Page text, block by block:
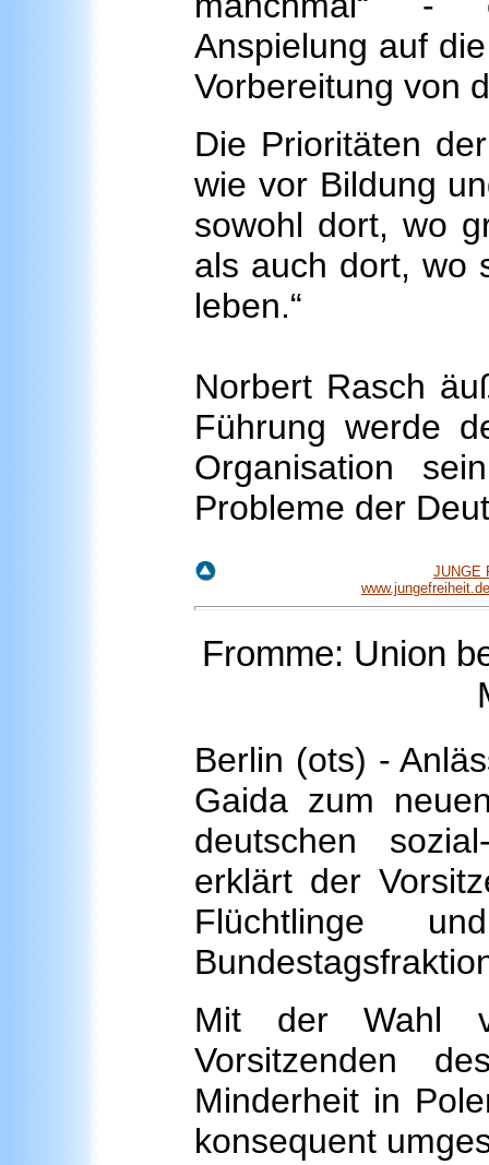
Anspielung auf
Vorbereitung von
Die Prioritäten
wie vor Bildung
sowohl dort, wo
als auch dort, wo
leben.“
Norbert Rasch
Führung werde
Organisation
Probleme der
JUNGE
Fromme: Union
Berlin (ots) -
Gaida zum
deutschen
erklärt der
Flüchtlinge
Mit der Wahl
Vorsitzenden
Minderheit in
konsequent